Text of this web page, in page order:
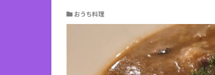
おうち料理